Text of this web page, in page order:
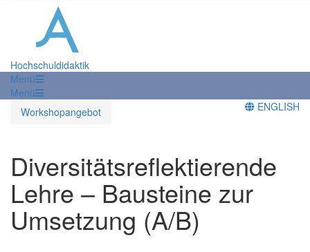
Hochschuldidaktik
Menü
Menü
Workshopangebot
ENGLISH
Diversitätsreflektierende
Lehre – Bausteine zur
Umsetzung (A/B)